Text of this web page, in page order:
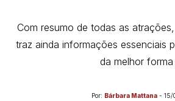
Com resumo de todas as
traz ainda informações essenciais
da melhor forma
Por: Bárbara Mattana - 15/